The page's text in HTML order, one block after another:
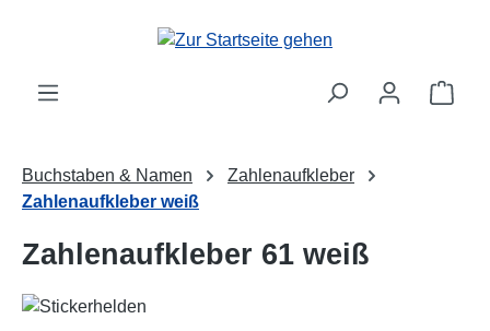
Zum Hauptinhalt springen
Buchstaben & Namen
Zahlenaufkleber
Zahlenaufkleber weiß
Zahlenaufkleber 61 weiß